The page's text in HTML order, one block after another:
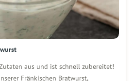
aus und ist schnell zubereitet!
Fränkischen Bratwurst,